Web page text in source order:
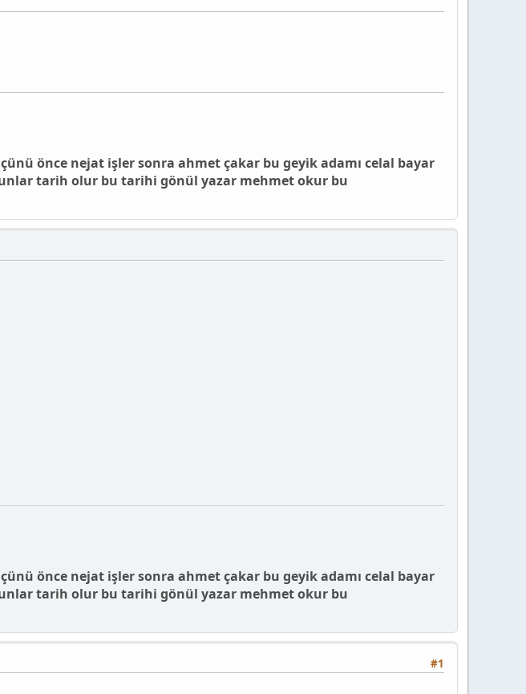
önce nejat işler sonra ahmet çakar bu geyik adamı celal bayar
tarih olur bu tarihi gönül yazar mehmet okur bu
önce nejat işler sonra ahmet çakar bu geyik adamı celal bayar
tarih olur bu tarihi gönül yazar mehmet okur bu
#1